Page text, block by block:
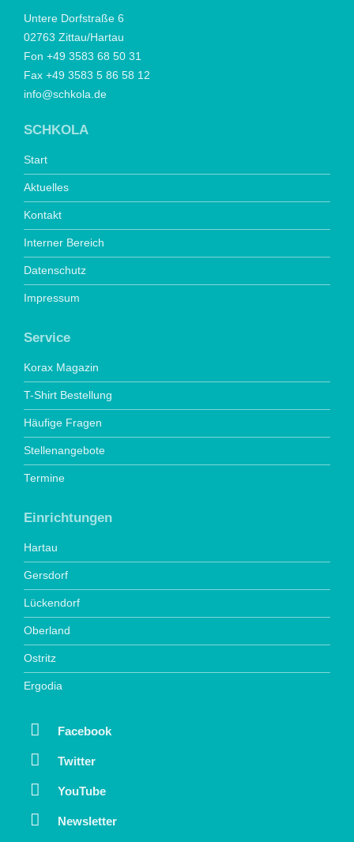
Untere Dorfstraße 6
02763 Zittau/Hartau
Fon +49 3583 68 50 31
Fax +49 3583 5 86 58 12
info@schkola.de
SCHKOLA
Start
Aktuelles
Kontakt
Interner Bereich
Datenschutz
Impressum
Service
Korax Magazin
T-Shirt Bestellung
Häufige Fragen
Stellenangebote
Termine
Einrichtungen
Hartau
Gersdorf
Lückendorf
Oberland
Ostritz
Ergodia
Facebook
Twitter
YouTube
Newsletter